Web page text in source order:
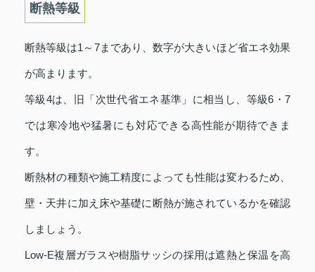
断熱等級
断熱等級は1～7まであり、数字が大きいほど省エネ効果
が高まります。
等級4は、旧「次世代省エネ基準」に相当し、等級6・7
では寒冷地や猛暑にも対応できる高性能が期待できま
す。
断熱材の種類や施工精度によっても性能は変わるため、
壁・天井に加え床や基礎に断熱が施されているかを確認
しましょう。
Low‑E複層ガラスや樹脂サッシの採用は遮熱と保温を高